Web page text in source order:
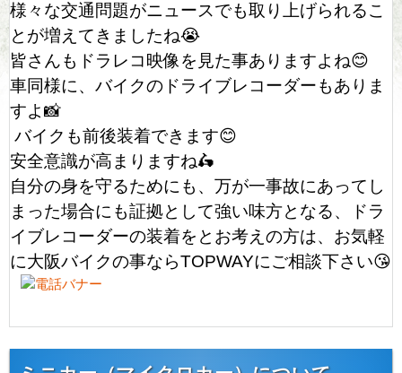
様々な交通問題がニュースでも取り上げられるこ
とが増えてきましたね😭
皆さんもドラレコ映像を見た事ありますよね😊
車同様に、バイクのドライブレコーダーもありま
すよ📸
バイクも前後装着できます😊
安全意識が高まりますね🛵
自分の身を守るためにも、万が一事故にあってし
まった場合にも証拠として強い味方となる、ドラ
イブレコーダーの装着をとお考えの方は、お気軽
に大阪バイクの事ならTOPWAYにご相談下さい😘